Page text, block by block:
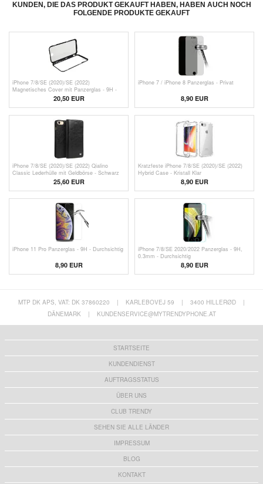
KUNDEN, DIE DAS PRODUKT GEKAUFT HABEN, HABEN AUCH NOCH
FOLGENDE PRODUKTE GEKAUFT
iPhone 7/8/SE (2020)/SE (2022)
Magnetisches Cover mit Panzerglas - 9H -
20,50 EUR
iPhone 7 / iPhone 8 Panzerglas - Privat
8,90 EUR
iPhone 7/8/SE (2020)/SE (2022) Qialino
Classic Lederhülle mit Geldbörse - Schwarz
25,60 EUR
Kratzfeste iPhone 7/8/SE (2020)/SE (2022)
Hybrid Case - Kristall Klar
8,90 EUR
iPhone 11 Pro Panzerglas - 9H - Durchsichtig
8,90 EUR
iPhone 7/8/SE 2020/2022 Panzerglas - 9H,
0.3mm - Durchsichtig
8,90 EUR
MTP DK APS, VAT: DK 37860220 | KARLEBOVEJ 59 | 3400 HILLERØD
|
DÄNEMARK
| KUNDENSERVICE@MYTRENDYPHONE.AT
STARTSEITE
KUNDENDIENST
AUFTRAGSSTATUS
ÜBER UNS
CLUB TRENDY
SEHEN SIE ALLE LÄNDER
IMPRESSUM
BLOG
KONTAKT